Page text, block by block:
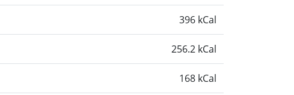
396 kCal
256.2 kCal
168 kCal